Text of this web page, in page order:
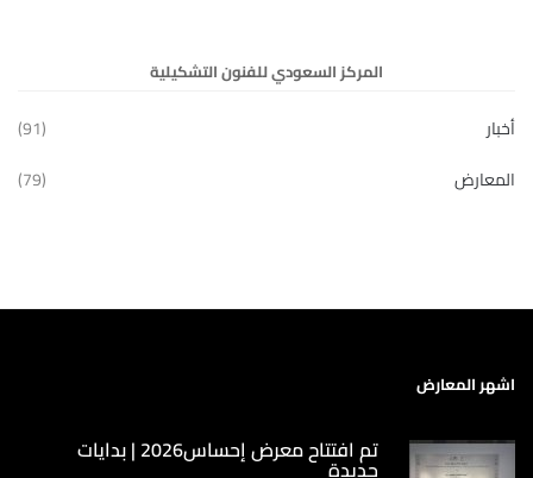
المركز السعودي للفنون التشكيلية
أخبار
(91)
المعارض
(79)
اشهر المعارض
تم افتتاح معرض إحساس2026 | بدايات
جديدة